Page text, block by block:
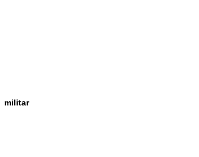
militar